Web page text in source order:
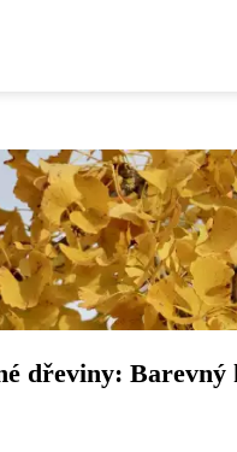
dřeviny: Barevný